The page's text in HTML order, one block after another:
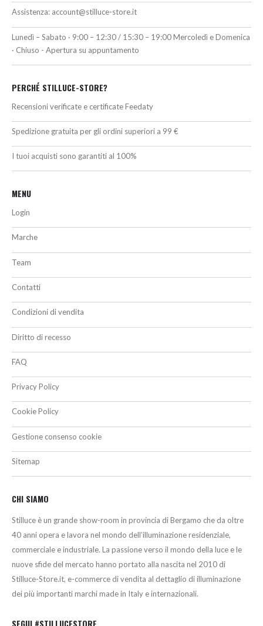
Assistenza: account@stilluce-store.it
Lunedì – Sabato · 9:00 – 12:30 / 15:30 – 19:00 Mercoledì e Domenica
· Chiuso - Apertura su appuntamento
PERCHÉ STILLUCE-STORE?
Recensioni verificate e certificate Feedaty
Spedizione gratuita per gli ordini superiori a 99 €
I tuoi acquisti sono garantiti al 100%
MENU
Login
Marche
Team
Contatti
Condizioni di vendita
Diritto di recesso
FAQ
Privacy Policy
Cookie Policy
Gestione consenso cookie
Sitemap
CHI SIAMO
Stilluce è un grande show-room in provincia di Bergamo che da oltre
40 anni opera e lavora nel mondo dell’illuminazione residenziale,
commerciale e industriale. La passione verso il mondo della luce e le
nuove sfide del mercato hanno portato alla nascita nel 2010 di
Stilluce-Store.it, e-commerce di vendita al dettaglio di illuminazione
dei più importanti marchi made in Italy e internazionali.
SEGUI #STILLUCESTORE